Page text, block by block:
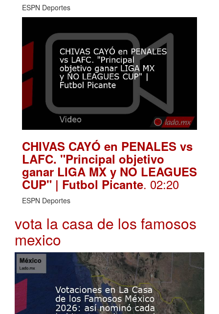
ESPN Deportes
CHIVAS CAYÓ en PENALES vs
LAFC. "Principal objetivo
ganar LIGA MX y NO LEAGUES
CUP" | Futbol Picante. 02:20
ESPN Deportes
vota la casa de los famosos
mexico